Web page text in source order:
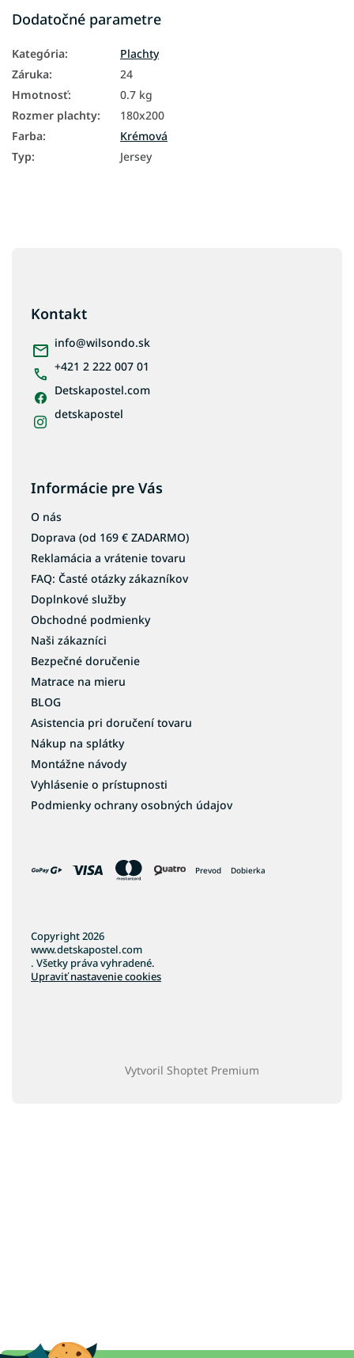
Dodatočné parametre
Kategória:
Plachty
Záruka:
24
Hmotnosť:
0.7 kg
Rozmer plachty:
180x200
Farba:
Krémová
Typ: Jersey
Kontakt
info@wilsondo.sk
+421 2 222 007 01
Detskapostel.com
detskapostel
Informácie pre Vás
O nás
Doprava (od 169 € ZADARMO)
Reklamácia a vrátenie tovaru
FAQ: Časté otázky zákazníkov
Doplnkové služby
Obchodné podmienky
Naši zákazníci
Bezpečné doručenie
Matrace na mieru
BLOG
Asistencia pri doručení tovaru
Nákup na splátky
Montážne návody
Vyhlásenie o prístupnosti
Podmienky ochrany osobných údajov
Prevod Dobierka
Vytvoril Shoptet Premium
Copyright 2026
www.detskapostel.com
. Všetky práva vyhradené.
Upraviť nastavenie cookies